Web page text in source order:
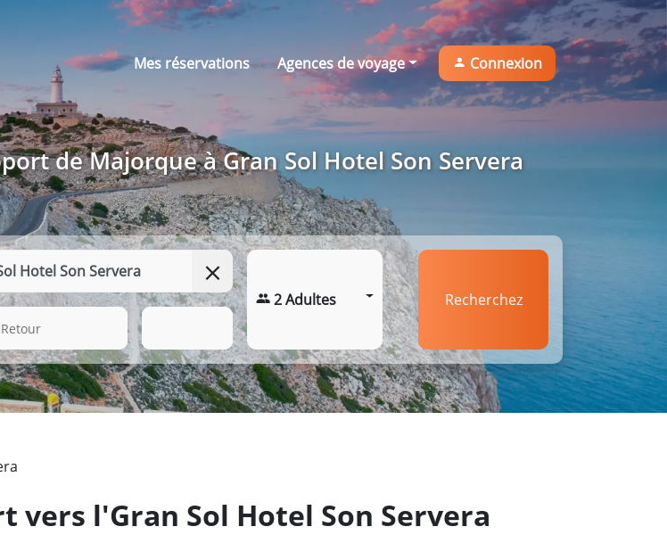
Mes réservations Agences de voyage Connexion
de Majorque à Gran Sol Hotel Son Servera
2026
2 Adultes Recherchez
l'Gran Sol Hotel Son Servera